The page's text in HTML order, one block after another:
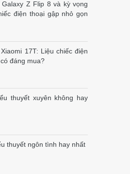
Galaxy Z Flip 8 và kỳ vọng
điện thoại gập nhỏ gọn
17T: Liệu chiếc điện
đáng mua?
thuyết xuyên không hay
thuyết ngôn tình hay nhất